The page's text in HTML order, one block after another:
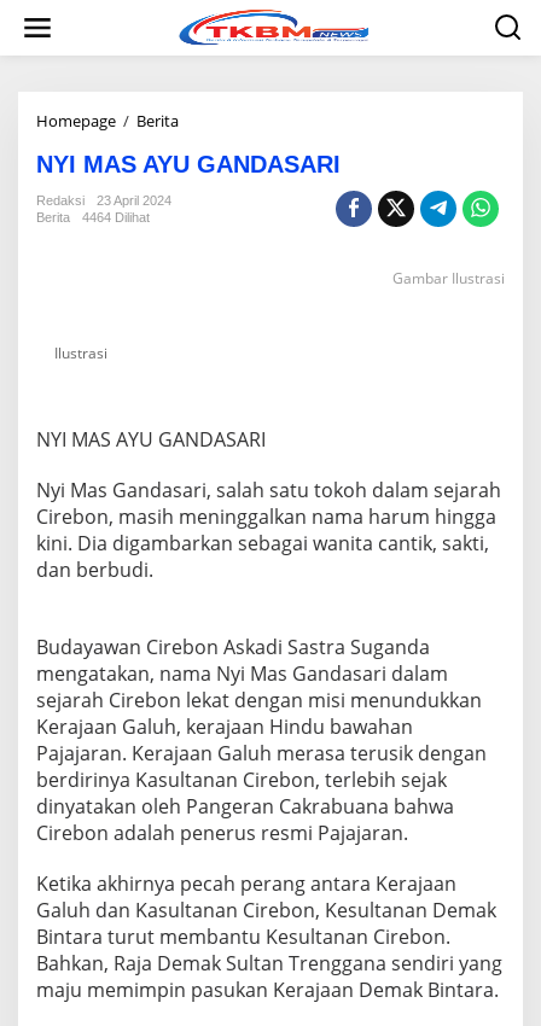
w
Homepage / Berita
I
A
I
NYI MAS AYU GANDASARI
Redaksi
23 April 2024
Berita
4464 Dilihat
Gambar Ilustrasi
Ilustrasi
NYI MAS AYU GANDASARI
Nyi Mas Gandasari, salah satu tokoh dalam sejarah
Cirebon, masih meninggalkan nama harum hingga
kini. Dia digambarkan sebagai wanita cantik, sakti,
dan berbudi.
Budayawan Cirebon Askadi Sastra Suganda
mengatakan, nama Nyi Mas Gandasari dalam
sejarah Cirebon lekat dengan misi menundukkan
Kerajaan Galuh, kerajaan Hindu bawahan
Pajajaran. Kerajaan Galuh merasa terusik dengan
berdirinya Kasultanan Cirebon, terlebih sejak
dinyatakan oleh Pangeran Cakrabuana bahwa
Cirebon adalah penerus resmi Pajajaran.
Ketika akhirnya pecah perang antara Kerajaan
Galuh dan Kasultanan Cirebon, Kesultanan Demak
Bintara turut membantu Kesultanan Cirebon.
Bahkan, Raja Demak Sultan Trenggana sendiri yang
maju memimpin pasukan Kerajaan Demak Bintara.